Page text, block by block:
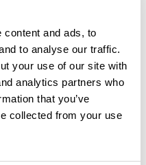
content and ads, to
to analyse our traffic.
your use of our site with
analytics partners who
that you’ve
collected from your use
opinión